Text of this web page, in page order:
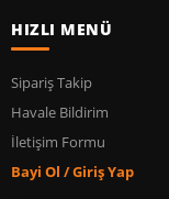
HIZLI MENÜ
Sipariş Takip
Havale Bildirim
İletişim Formu
Bayi Ol / Giriş Yap